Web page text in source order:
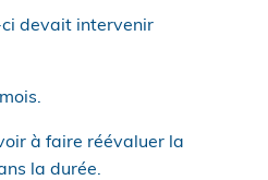
ci devait intervenir
à faire réévaluer la
la durée.